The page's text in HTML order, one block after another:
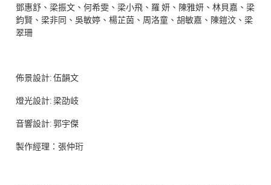
鄧惠舒、梁振文、何希雯、梁小飛、羅 妍、陳雅妍、林貝嘉、梁
鈞賢、梁非同、吳敏婷、楊芷茵、周洛童、胡敏嘉、陳鎧汶、梁
翠珊
佈景設計: 伍韻文
燈光設計: 梁劭岐
音響設計: 郭宇傑
製作經理：張仲珩